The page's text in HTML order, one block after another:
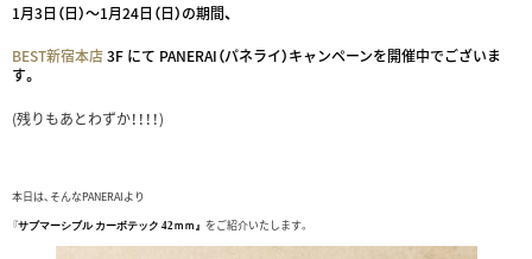
1月3日（日）～1月24日（日）の期間、
BEST新宿本店3F にて PANERAI（パネライ）キャンペーンを開催中でございま
す。
(残りもあとわずか！！！！)
本日は、そんなPANERAIより
『サブマーシブル カーボテック 42ｍｍ』 をご紹介いたします。